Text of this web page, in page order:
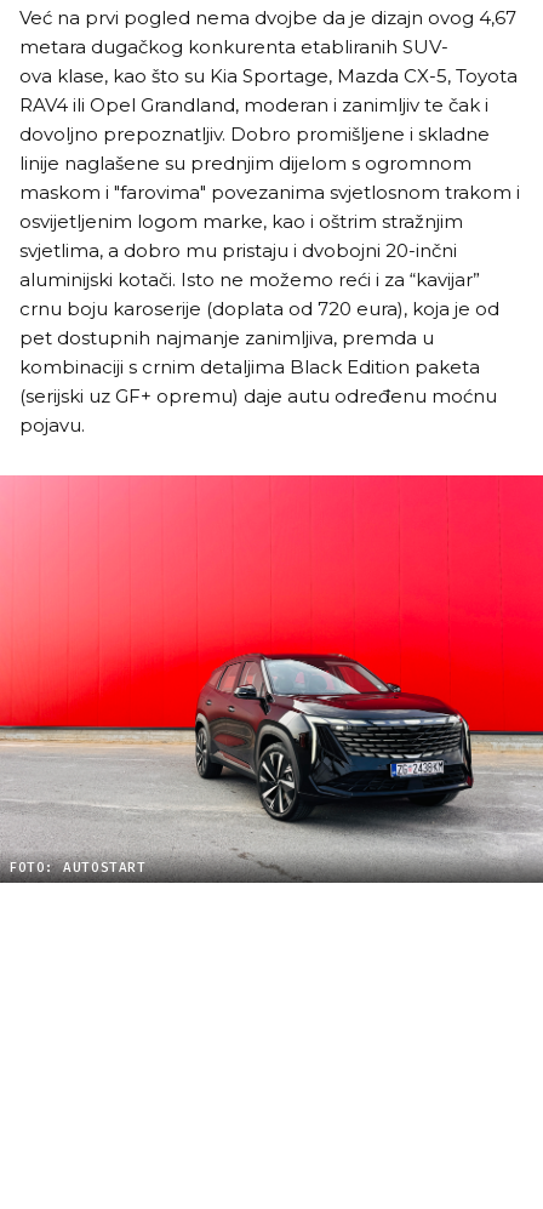
Već na prvi pogled nema dvojbe da je dizajn ovog 4,67
metara dugačkog konkurenta etabliranih SUV-
ova klase, kao što su Kia Sportage, Mazda CX-5, Toyota
RAV4 ili Opel Grandland, moderan i zanimljiv te čak i
dovoljno prepoznatljiv. Dobro promišljene i skladne
linije naglašene su prednjim dijelom s ogromnom
maskom i "farovima" povezanima svjetlosnom trakom i
osvijetljenim logom marke, kao i oštrim stražnjim
svjetlima, a dobro mu pristaju i dvobojni 20-inčni
aluminijski kotači. Isto ne možemo reći i za “kavijar”
crnu boju karoserije (doplata od 720 eura), koja je od
pet dostupnih najmanje zanimljiva, premda u
kombinaciji s crnim detaljima Black Edition paketa
(serijski uz GF+ opremu) daje autu određenu moćnu
pojavu.
FOTO: AUTOSTART